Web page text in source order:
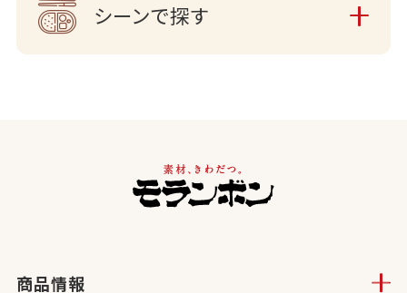
シーンで探す
商品情報